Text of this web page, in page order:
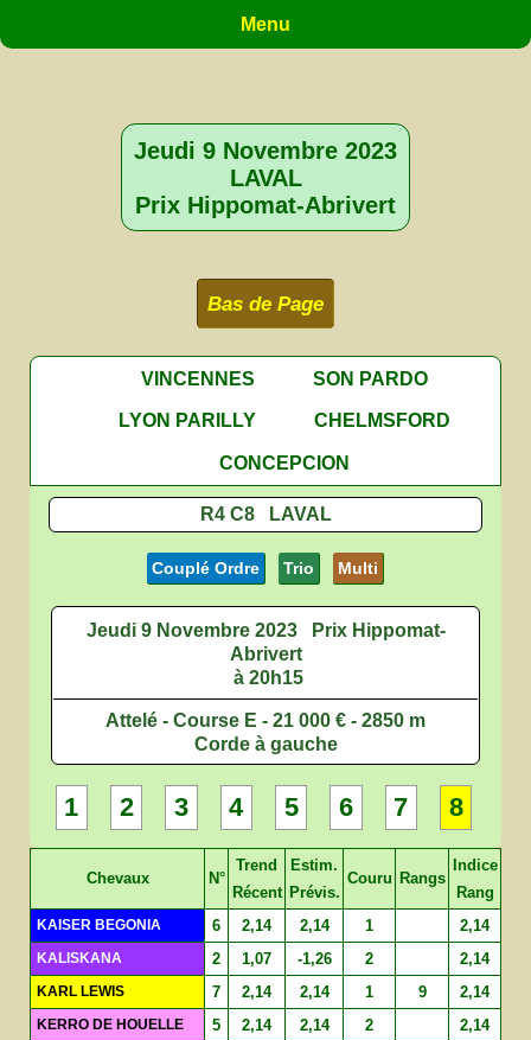
Menu
Jeudi 9 Novembre 2023
LAVAL
Prix Hippomat-Abrivert
Bas de Page
VINCENNES
SON PARDO
LYON PARILLY
CHELMSFORD
CONCEPCION
R4 C8 LAVAL
Couplé Ordre Trio Multi
Jeudi 9 Novembre 2023
Prix Hippomat-
Abrivert
à 20h15
Attelé - Course E - 21 000 € - 2850 m
Corde à gauche
1 2 3 4 5 6 7 8
Chevaux N°
Trend
Récent
Estim.
Prévis.
Couru Rangs
Indice
Rang
KAISER BEGONIA 6 2,14 2,14 1 2,14
KALISKANA 2 1,07 -1,26 2 2,14
KARL LEWIS 7 2,14 2,14 1 9 2,14
KERRO DE HOUELLE 5 2,14 2,14 2 2,14